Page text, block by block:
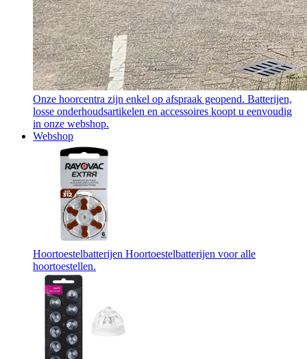
Onze hoorcentra zijn enkel op afspraak geopend. Batterijen,
losse onderhoudsartikelen en accessoires koopt u eenvoudig
in onze webshop.
Webshop
Hoortoestelbatterijen Hoortoestelbatterijen voor alle
hoortoestellen.